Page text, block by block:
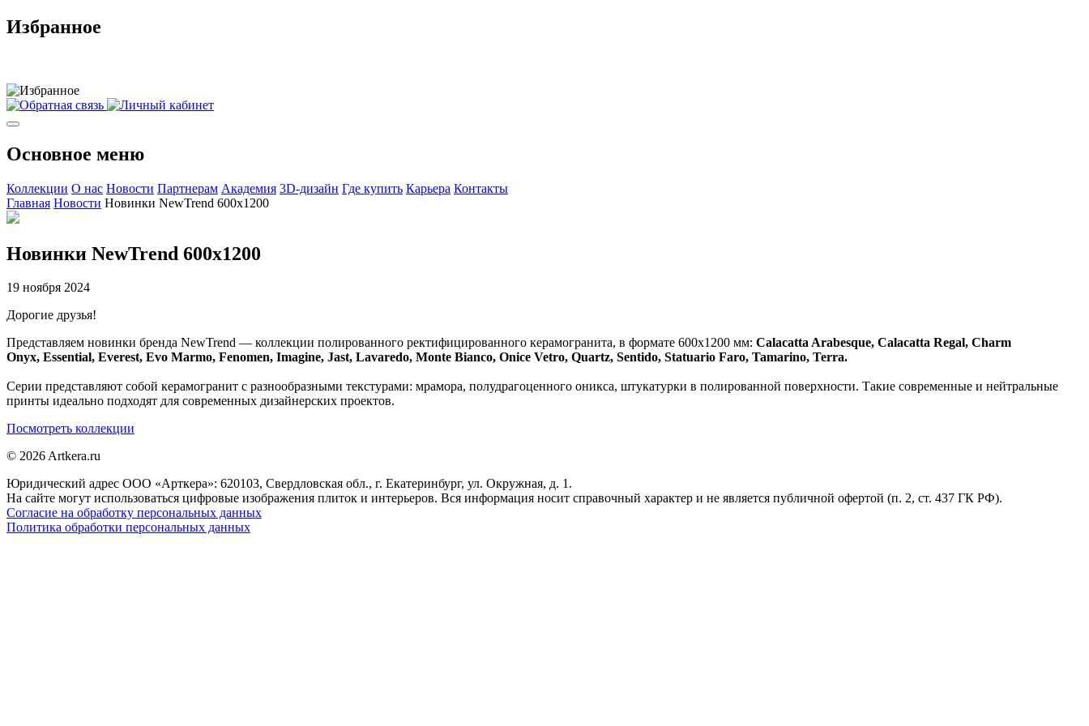
Избранное
Основное меню
Коллекции О нас Новости Партнерам Академия 3D-дизайн Где купить Карьера Контакты
Главная Новости Новинки NewTrend 600x1200
Новинки NewTrend 600x1200
19 ноября 2024
Дорогие друзья!
Представляем новинки бренда NewTrend — коллекции полированного ректифицированного керамогранита, в формате 600x1200 мм: Calacatta Arabesque, Calacatta Regal, Charm
Onyx, Essential, Everest, Evo Marmo, Fenomen, Imagine, Jast, Lavaredo, Monte Bianco, Onice Vetro, Quartz, Sentido, Statuario Faro, Tamarino, Terra.
Серии представляют собой керамогранит с разнообразными текстурами: мрамора, полудрагоценного оникса, штукатурки в полированной поверхности. Такие современные и нейтральные
принты идеально подходят для современных дизайнерских проектов.
Посмотреть коллекции
© 2026 Artkera.ru
Юридический адрес ООО «Арткера»: 620103, Свердловская обл., г. Екатеринбург, ул. Окружная, д. 1.
На сайте могут использоваться цифровые изображения плиток и интерьеров. Вся информация носит справочный характер и не является публичной офертой (п. 2, ст. 437 ГК РФ).
Согласие на обработку персональных данных
Политика обработки персональных данных